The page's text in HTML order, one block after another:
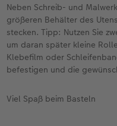
Neben Schreib- und
größeren Behälter des
stecken. Tipp: Nutzen Sie
um daran später kleine
Klebefilm oder
befestigen und die
Viel Spaß beim Basteln